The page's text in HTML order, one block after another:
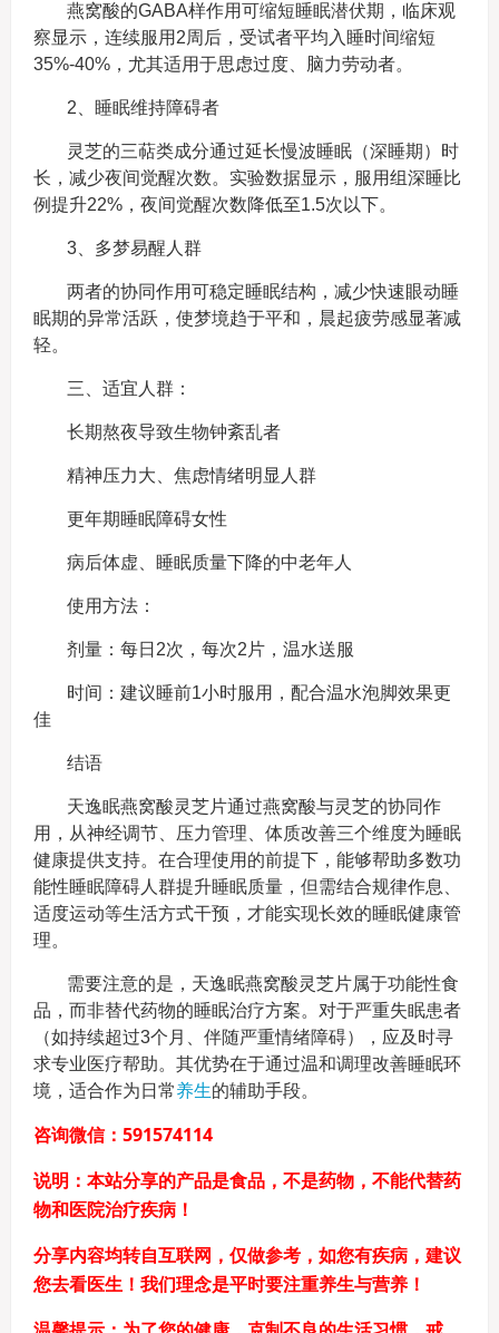
燕窝酸的GABA样作用可缩短睡眠潜伏期，临床观
察显示，连续服用2周后，受试者平均入睡时间缩短
35%-40%，尤其适用于思虑过度、脑力劳动者。
2、睡眠维持障碍者
灵芝的三萜类成分通过延长慢波睡眠（深睡期）时
长，减少夜间觉醒次数。实验数据显示，服用组深睡比
例提升22%，夜间觉醒次数降低至1.5次以下。
3、多梦易醒人群
两者的协同作用可稳定睡眠结构，减少快速眼动睡
眠期的异常活跃，使梦境趋于平和，晨起疲劳感显著减
轻。
三、适宜人群：
长期熬夜导致生物钟紊乱者
精神压力大、焦虑情绪明显人群
更年期睡眠障碍女性
病后体虚、睡眠质量下降的中老年人
使用方法：
剂量：每日2次，每次2片，温水送服
时间：建议睡前1小时服用，配合温水泡脚效果更
佳
结语
天逸眠燕窝酸灵芝片通过燕窝酸与灵芝的协同作
用，从神经调节、压力管理、体质改善三个维度为睡眠
健康提供支持。在合理使用的前提下，能够帮助多数功
能性睡眠障碍人群提升睡眠质量，但需结合规律作息、
适度运动等生活方式干预，才能实现长效的睡眠健康管
理。
需要注意的是，天逸眠燕窝酸灵芝片属于功能性食
品，而非替代药物的睡眠治疗方案。对于严重失眠患者
（如持续超过3个月、伴随严重情绪障碍），应及时寻
求专业医疗帮助。其优势在于通过温和调理改善睡眠环
境，适合作为日常养生的辅助手段。
咨询微信：591574114
说明：本站分享的产品是食品，不是药物，不能代替药
物和医院治疗疾病！
分享内容均转自互联网，仅做参考，如您有疾病，建议
您去看医生！我们理念是平时要注重养生与营养！